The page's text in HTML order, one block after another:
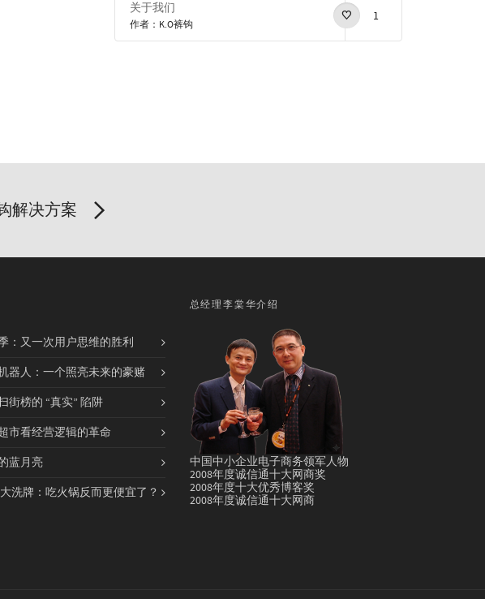
关于我们
作者：K.O裤钩
1
解决方案
：又一次用户思维的胜利
器人：一个照亮未来的豪赌
街榜的 “真实” 陷阱
市看经营逻辑的革命
蓝月亮
洗牌：吃火锅反而更便宜了？
总经理李棠华介绍
中国中小企业电子商务领军人物
2008年度诚信通十大网商奖
2008年度十大优秀博客奖
2008年度诚信通十大网商